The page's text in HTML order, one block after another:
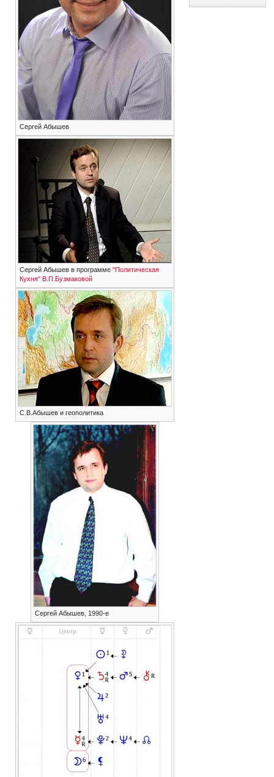
Сергей Абышев
Сергей Абышев в программе "Политическая
Кухня" В.П.Бузмаковой
С.В.Абышев и геополитика
Сергей Абышев, 1990-е